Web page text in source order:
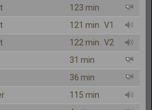
123 min
121 min V1
122 min V2
31 min
36 min
115 min